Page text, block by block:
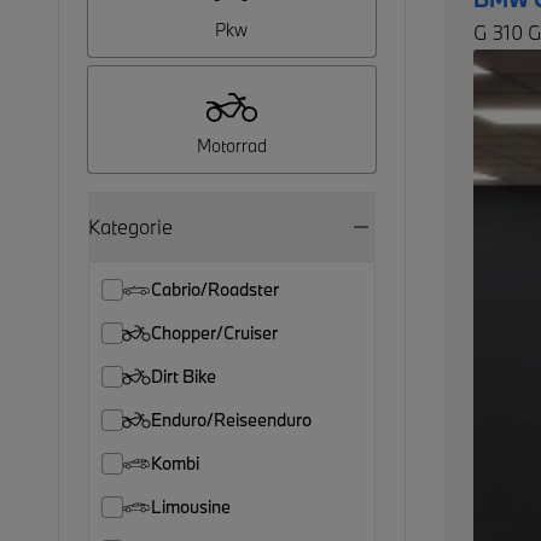
Pkw
Motorrad
Kategorie
Cabrio/Roadster
Chopper/Cruiser
Dirt Bike
Enduro/Reiseenduro
Kombi
Limousine
G 310